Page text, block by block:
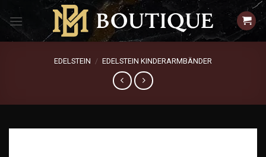
Inhalt
springen
EDELSTEIN / EDELSTEIN KINDERARMBÄNDER